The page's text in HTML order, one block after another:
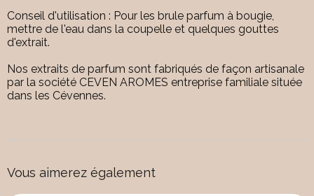
Conseil d'utilisation : Pour les brule parfum à bougie,
mettre de l'eau dans la coupelle et quelques gouttes
d'extrait.
Nos extraits de parfum sont fabriqués de façon artisanale
par la société CEVEN AROMES entreprise familiale située
dans les Cévennes.
Vous aimerez également